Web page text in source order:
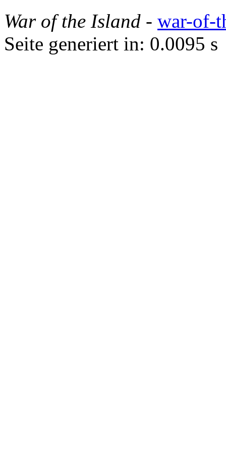
War of the Island - war-of-
Seite generiert in: 0.0095 s